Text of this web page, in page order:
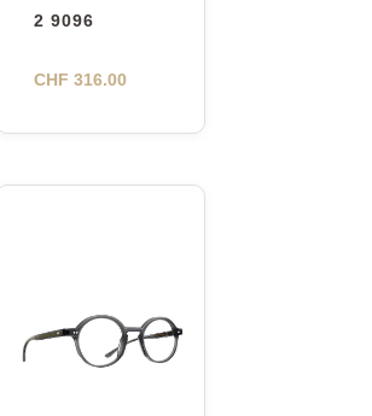
2 9096
CHF 316.00